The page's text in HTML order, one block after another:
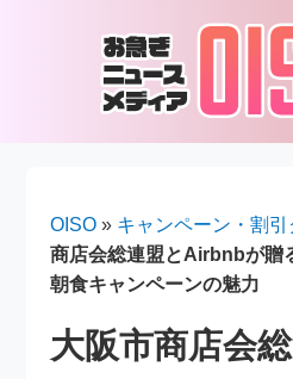
OISO » キャンペーン・割引
商店会総連盟とAirbnbが贈
朝食キャンペーンの魅力
大阪市商店会